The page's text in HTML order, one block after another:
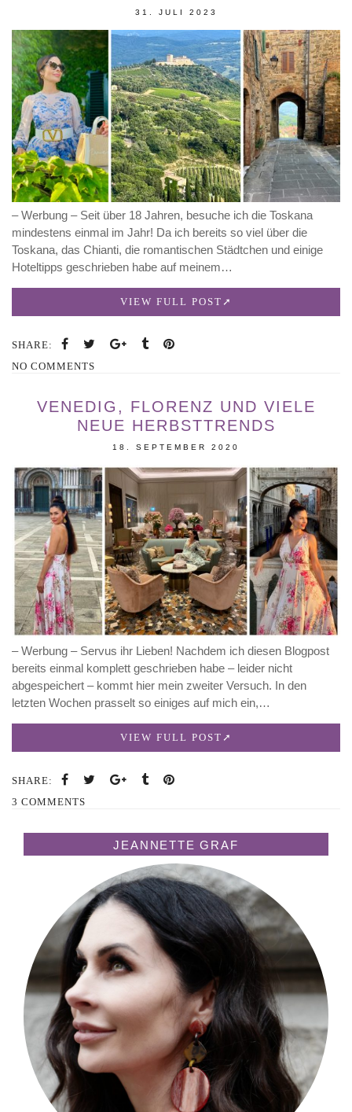
31. JULI 2023
– Werbung – Seit über 18 Jahren, besuche ich die Toskana
mindestens einmal im Jahr! Da ich bereits so viel über die
Toskana, das Chianti, die romantischen Städtchen und einige
Hoteltipps geschrieben habe auf meinem…
VIEW FULL POST
SHARE:
NO COMMENTS
VENEDIG, FLORENZ UND VIELE
NEUE HERBSTTRENDS
18. SEPTEMBER 2020
– Werbung – Servus ihr Lieben! Nachdem ich diesen Blogpost
bereits einmal komplett geschrieben habe – leider nicht
abgespeichert – kommt hier mein zweiter Versuch. In den
letzten Wochen prasselt so einiges auf mich ein,…
VIEW FULL POST
SHARE:
3 COMMENTS
JEANNETTE GRAF